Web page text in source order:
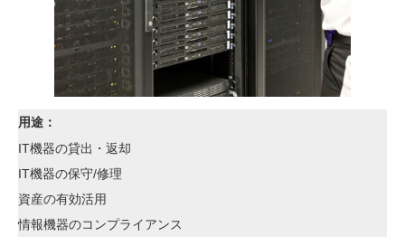
用途：
IT機器の貸出・返却
IT機器の保守/修理
資産の有効活用
情報機器のコンプライアンス